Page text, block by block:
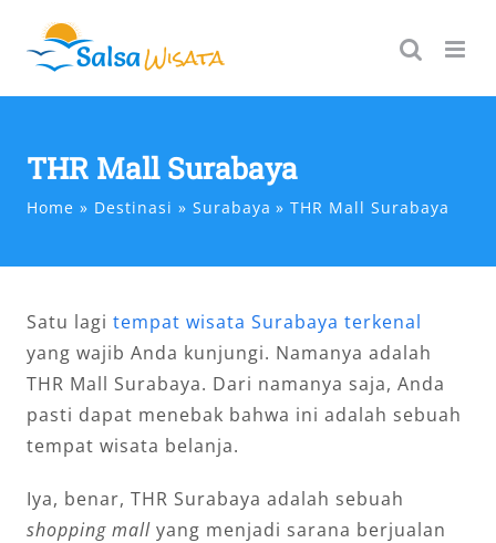
content
THR Mall Surabaya
Home Destinasi Surabaya THR Mall Surabaya
Satu lagi tempat wisata Surabaya terkenal
yang wajib Anda kunjungi. Namanya adalah
THR Mall Surabaya. Dari namanya saja, Anda
pasti dapat menebak bahwa ini adalah sebuah
tempat wisata belanja.
Iya, benar, THR Surabaya adalah sebuah
shopping mallyang menjadi sarana berjualan